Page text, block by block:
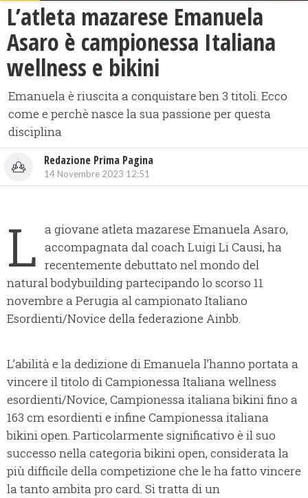
L’atleta mazarese Emanuela
Asaro è campionessa Italiana
wellness e bikini
Emanuela è riuscita a conquistare ben 3 titoli. Ecco
come e perchè nasce la sua passione per questa
disciplina
Redazione Prima Pagina
14 Novembre 2023 12:51
L a giovane atleta mazarese Emanuela Asaro,
accompagnata dal coach Luigi Li Causi, ha
recentemente debuttato nel mondo del
natural bodybuilding partecipando lo scorso 11
novembre a Perugia al campionato Italiano
Esordienti/Novice della federazione Ainbb.
L’abilità e la dedizione di Emanuela l’hanno portata a
vincere il titolo di Campionessa Italiana wellness
esordienti/Novice, Campionessa italiana bikini fino a
163 cm esordienti e infine Campionessa italiana
bikini open. Particolarmente significativo è il suo
successo nella categoria bikini open, considerata la
più difficile della competizione che le ha fatto vincere
la tanto ambita pro card. Si tratta di un